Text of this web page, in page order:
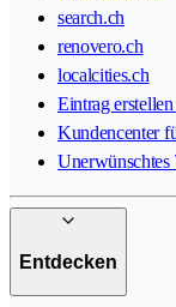
search.ch
renovero.ch
localcities.ch
Eintrag
Kundencenter
Unerwünschtes
Entdecken